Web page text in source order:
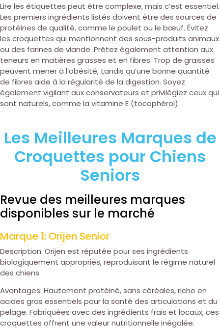
Lire les étiquettes peut être complexe, mais c’est essentiel.
Les premiers ingrédients listés doivent être des sources de
protéines de qualité, comme le poulet ou le bœuf. Évitez
les croquettes qui mentionnent des sous-produits animaux
ou des farines de viande. Prêtez également attention aux
teneurs en matières grasses et en fibres. Trop de graisses
peuvent mener à l’obésité, tandis qu’une bonne quantité
de fibres aide à la régularité de la digestion. Soyez
également vigilant aux conservateurs et privilégiez ceux qui
sont naturels, comme la vitamine E (tocophérol).
Les Meilleures Marques de
Croquettes pour Chiens
Seniors
Revue des meilleures marques
disponibles sur le marché
Marque 1: Orijen Senior
Description: Orijen est réputée pour ses ingrédients
biologiquement appropriés, reproduisant le régime naturel
des chiens.
Avantages: Hautement protéiné, sans céréales, riche en
acides gras essentiels pour la santé des articulations et du
pelage. Fabriquées avec des ingrédients frais et locaux, ces
croquettes offrent une valeur nutritionnelle inégalée.